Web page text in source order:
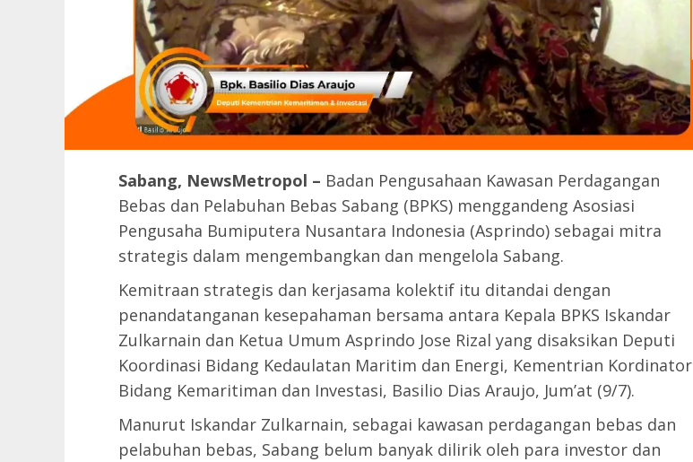
Sabang, NewsMetropol – Badan Pengusahaan Kawasan Perdagangan
Bebas dan Pelabuhan Bebas Sabang (BPKS) menggandeng Asosiasi
Pengusaha Bumiputera Nusantara Indonesia (Asprindo) sebagai mitra
strategis dalam mengembangkan dan mengelola Sabang.
Kemitraan strategis dan kerjasama kolektif itu ditandai dengan
penandatanganan kesepahaman bersama antara Kepala BPKS Iskandar
Zulkarnain dan Ketua Umum Asprindo Jose Rizal yang disaksikan Deputi
Koordinasi Bidang Kedaulatan Maritim dan Energi, Kementrian Kordinator
Bidang Kemaritiman dan Investasi, Basilio Dias Araujo, Jum’at (9/7).
Manurut Iskandar Zulkarnain, sebagai kawasan perdagangan bebas dan
pelabuhan bebas, Sabang belum banyak dilirik oleh para investor dan